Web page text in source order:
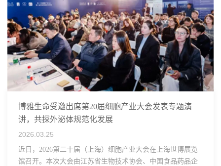
博雅生命受邀出席第20届细胞产业大会发表专题演
讲，共探外泌体规范化发展
2026.03.25
近日，2026第二十届（上海）细胞产业大会在上海世博展览
馆召开。本次大会由江苏省生物技术协会、中国食品药品企